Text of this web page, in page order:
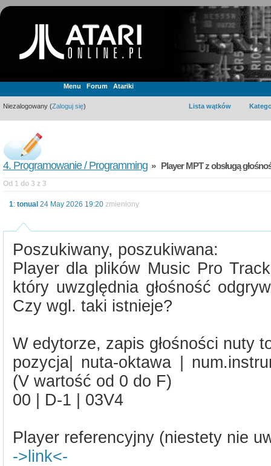
Menu Forum Atariki
Niezalogowany (Zaloguj się) Lista wątków
4. Programowanie / Programming » Player MPT z obsługą
Od 1 do 3 z 3
1: tonual 24 May 2026 19:20 zmieniony
Poszukiwany, poszukiwana:
Player dla plików Music Pro
który uwzględnia głośność
Czy wgl. taki istnieje?
W edytorze, zapis głośności nuty
pozycja| nuta-oktawa |
(V wartość od 0 do F)
00 | D-1 | 03V4
Player referencyjny (niestety nie
->link<-